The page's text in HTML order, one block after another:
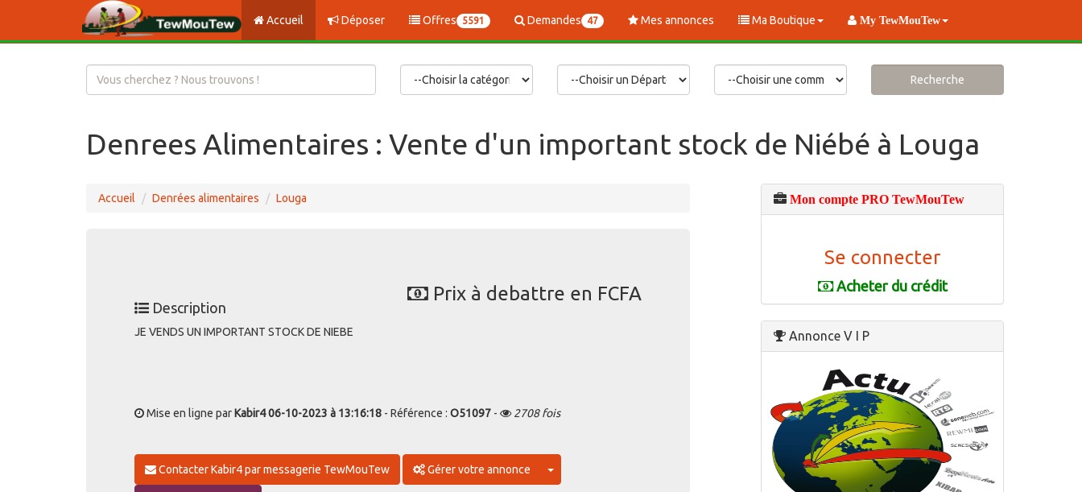
Accueil Déposer Offres 5591 Demandes 47 Mes annonces Ma Boutique My TewMouTew
Recherche
Denrees Alimentaires : Vente d'un important stock de Niébé à Louga
Accueil Denrées alimentaires Louga
Prix à debattre en FCFA
Description
JE VENDS UN IMPORTANT STOCK DE NIEBE
Mise en ligne par Kabir406-10-2023 à 13:16:18 - Référence : O51097 - 2708 fois
Contacter Kabir4 par messagerie TewMouTew Gérer votre annonce Toggle Dropdown
Mon compte PRO TewMouTew
Se connecter
Acheter du crédit
Annonce V I P